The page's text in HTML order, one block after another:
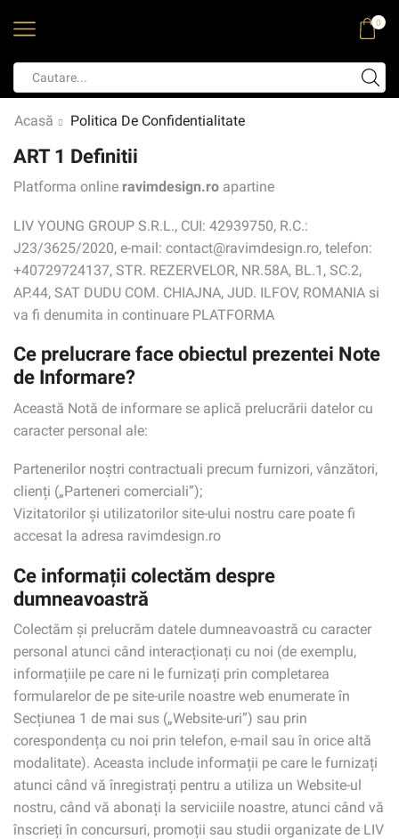
0
Acasă Politica De Confidentialitate
ART 1 Definitii
Platforma online ravimdesign.ro apartine
LIV YOUNG GROUP S.R.L., CUI: 42939750, R.C.:
J23/3625/2020, e-mail: contact@ravimdesign.ro, telefon:
+40729724137, STR. REZERVELOR, NR.58A, BL.1, SC.2,
AP.44, SAT DUDU COM. CHIAJNA, JUD. ILFOV, ROMANIA si
va fi denumita in continuare PLATFORMA
Ce prelucrare face obiectul prezentei Note
de Informare?
Această Notă de informare se aplică prelucrării datelor cu
caracter personal ale:
Partenerilor noştri contractuali precum furnizori, vânzători,
clienți („Parteneri comerciali”);
Vizitatorilor și utilizatorilor site-ului nostru care poate fi
accesat la adresa ravimdesign.ro
Ce informații colectăm despre
dumneavoastră
Colectăm și prelucrăm datele dumneavoastră cu caracter
personal atunci când interacționați cu noi (de exemplu,
informațiile pe care ni le furnizați prin completarea
formularelor de pe site-urile noastre web enumerate în
Secțiunea 1 de mai sus („Website-uri”) sau prin
corespondența cu noi prin telefon, e-mail sau în orice altă
modalitate). Aceasta include informații pe care le furnizați
atunci când vă înregistrați pentru a utiliza un Website-ul
nostru, când vă abonați la serviciile noastre, atunci când vă
înscrieți în concursuri, promoții sau studii organizate de LIV